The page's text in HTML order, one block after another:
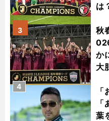
は
秋
か
大
3
葉
4